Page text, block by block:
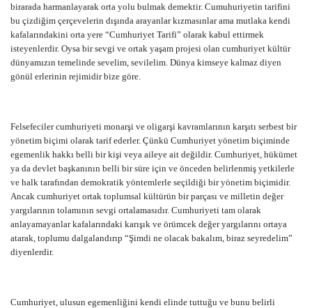
birarada harmanlayarak orta yolu bulmak demektir. Cumuhuriyetin tarifini
bu çizdiğim çerçevelerin dışında arayanlar kızmasınlar ama mutlaka kendi
kafalarındakini orta yere “Cumhuriyet Tarifi” olarak kabul ettirmek
isteyenlerdir. Oysa bir sevgi ve ortak yaşam projesi olan cumhuriyet kültür
dünyamızın temelinde sevelim, sevilelim. Dünya kimseye kalmaz diyen
gönül erlerinin rejimidir bize göre.
Felsefeciler cumhuriyeti monarşi ve oligarşi kavramlarının karşıtı serbest bir
yönetim biçimi olarak tarif ederler. Çünkü Cumhuriyet yönetim biçiminde
egemenlik hakkı belli bir kişi veya aileye ait değildir. Cumhuriyet, hükümet
ya da devlet başkanının belli bir süre için ve önceden belirlenmiş yetkilerle
ve halk tarafından demokratik yöntemlerle seçildiği bir yönetim biçimidir.
Ancak cumhuriyet ortak toplumsal kültürün bir parçası ve milletin değer
yargılarının tolamının sevgi ortalamasıdır. Cumhuriyeti tam olarak
anlayamayanlar kafalarındaki karışık ve örümcek değer yargılarını ortaya
atarak, toplumu dalgalandırıp “Şimdi ne olacak bakalım, biraz seyredelim”
diyenlerdir.
Cumhuriyet, ulusun egemenliğini kendi elinde tuttuğu ve bunu belirli